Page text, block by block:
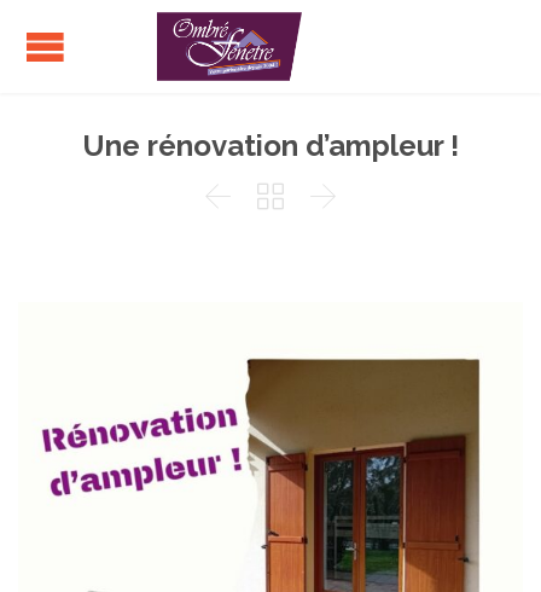
Une rénovation d’ampleur !
  